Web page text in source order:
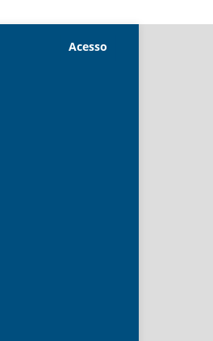
Acesso